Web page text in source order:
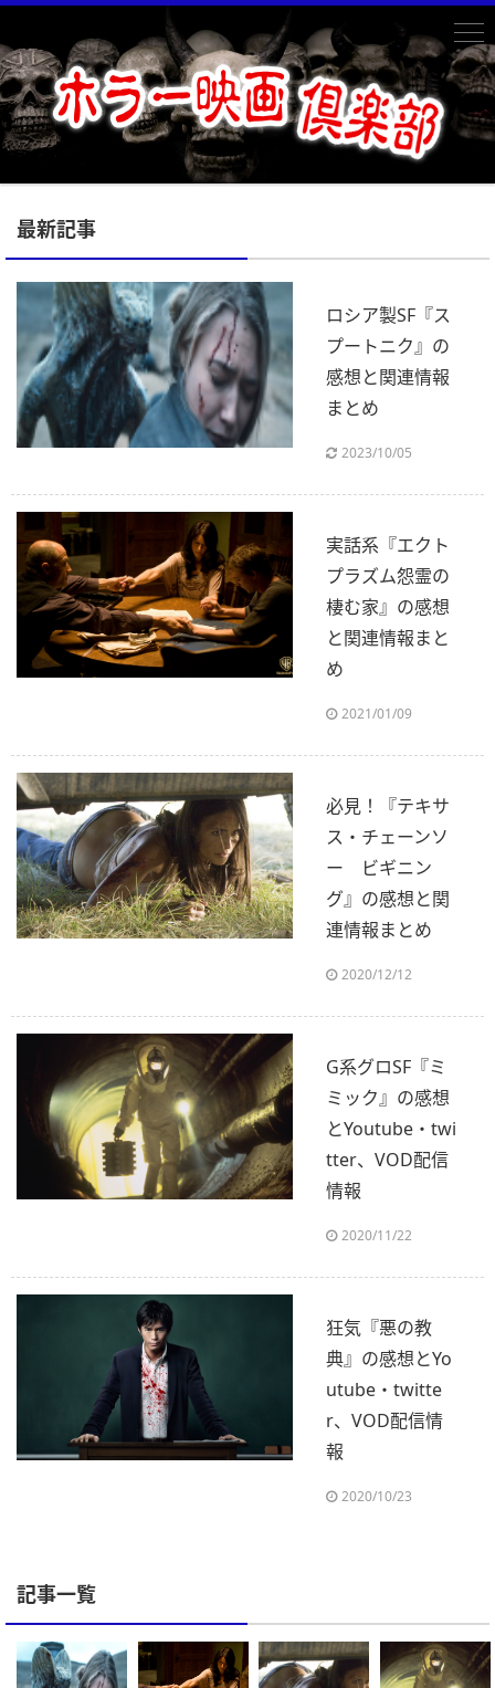
最新記事
ロシア製SF『ス
プートニク』の
感想と関連情報
まとめ
2023/10/05
実話系『エクト
プラズム怨霊の
棲む家』の感想
と関連情報まと
め
2021/01/09
必見！『テキサ
ス・チェーンソ
ー ビギニン
グ』の感想と関
連情報まとめ
2020/12/12
G系グロSF『ミ
ミック』の感想
とYoutube・twi
tter、VOD配信
情報
2020/11/22
狂気『悪の教
典』の感想とYo
utube・twitte
r、VOD配信情
報
2020/10/23
記事一覧